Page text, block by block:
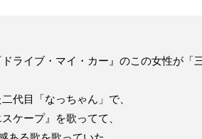
ライブ・マイ・カー』のこの女性が「
代目「なっちゃん」で、
ケープ』を歌ってて、